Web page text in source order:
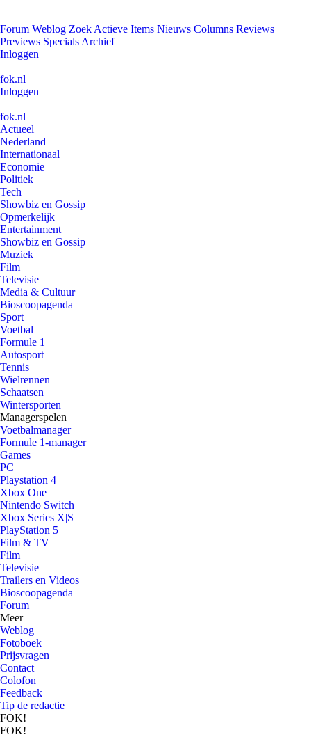
Forum Weblog Zoek Actieve Items Nieuws Columns Reviews
Previews Specials Archief
Inloggen
fok.nl
Inloggen
fok.nl
Actueel
Nederland
Internationaal
Economie
Politiek
Tech
Showbiz en Gossip
Opmerkelijk
Entertainment
Showbiz en Gossip
Muziek
Film
Televisie
Media & Cultuur
Bioscoopagenda
Sport
Voetbal
Formule 1
Autosport
Tennis
Wielrennen
Schaatsen
Wintersporten
Managerspelen
Voetbalmanager
Formule 1-manager
Games
PC
Playstation 4
Xbox One
Nintendo Switch
Xbox Series X|S
PlayStation 5
Film & TV
Film
Televisie
Trailers en Videos
Bioscoopagenda
Forum
Meer
Weblog
Fotoboek
Prijsvragen
Contact
Colofon
Feedback
Tip de redactie
FOK!
FOK!